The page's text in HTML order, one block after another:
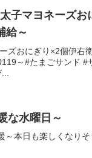
子マヨネーズ
給～
ズおにぎり×2個伊右
～#たまごサンド #
な水曜日～
～本日も楽しくなり